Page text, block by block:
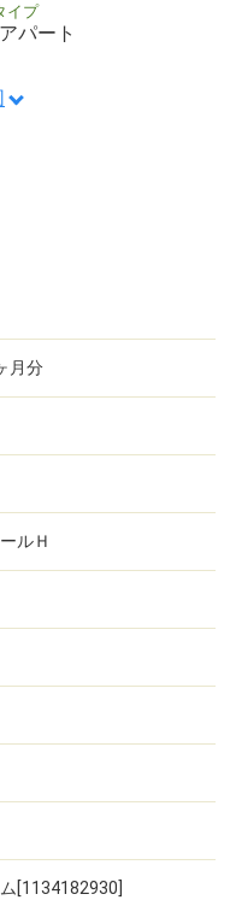
イプ
パート
月分
ルＨ
[1134182930]